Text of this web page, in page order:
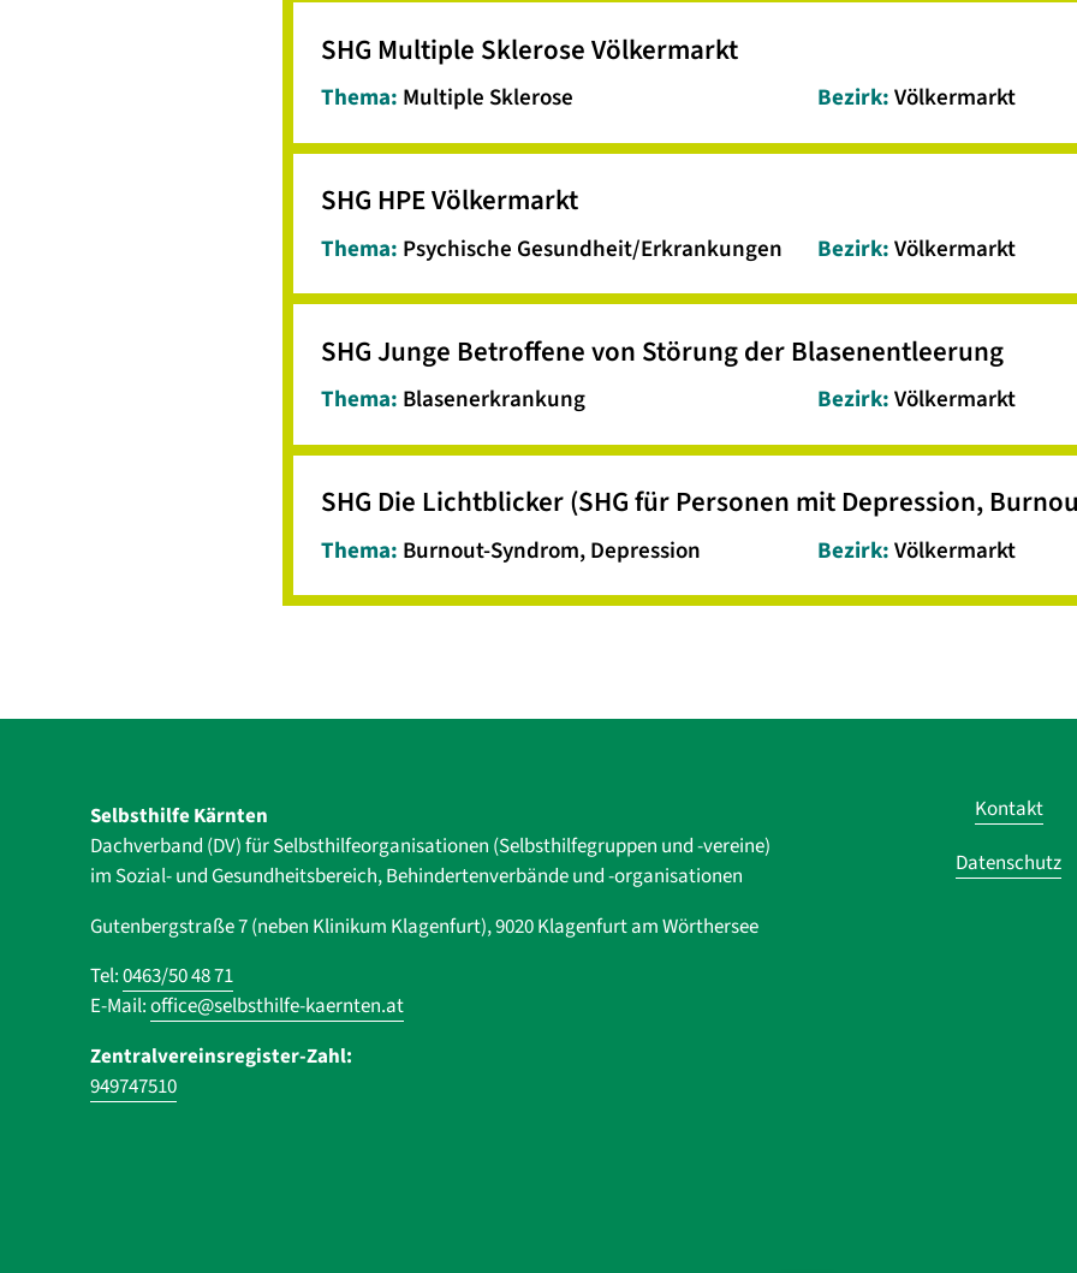
SHG Multiple Sklerose Völkermarkt
Thema: Multiple Sklerose Bezirk:Völkermarkt
SHG HPE Völkermarkt
Thema: Psychische Gesundheit/Erkrankungen Bezirk:Völkermarkt
SHG Junge Betroffene von Störung der Blasenentleerung
Thema: Blasenerkrankung Bezirk:Völkermarkt
SHG Die Lichtblicker (SHG für Personen mit Depression,
Thema: Burnout-Syndrom, Depression Bezirk:Völkermarkt
Selbsthilfe Kärnten
Dachverband (DV) für Selbsthilfe­organisationen (Selbsthilfegruppen und -vereine)
im Sozial- und Gesundheits­bereich, ­Behindertenverbände und ­-organisationen
Gutenbergstraße 7 (neben Klinikum Klagenfurt), 9020 Klagenfurt am Wörthersee
Tel:0463/50 48 71
E-Mail:office@selbsthilfe-kaernten.at
Zentralvereinsregister-Zahl:
949747510
Kontakt
Datenschutz